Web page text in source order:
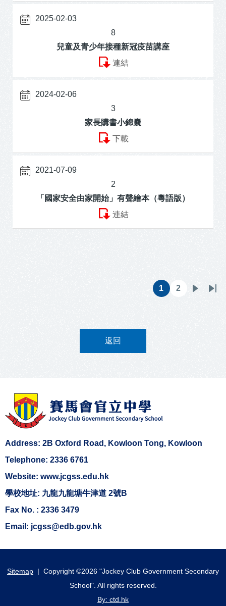
2025-02-03
8
兒童及青少年接種新冠疫苗講座
連結
2024-02-06
3
家長購書小錦囊
下載
2021-07-09
2
「國家安全由家開始」有聲繪本（粵語版）
連結
目
1 2
返回
Address: 2B Oxford Road, Kowloon Tong, Kowloon
Telephone: 2336 6761
Website: www.jcgss.edu.hk
學校地址: 九龍九龍塘牛津道 2號B
Fax No. : 2336 3479
Email: jcgss@edb.gov.hk
Sitemap | Copyright ©2026 "Jockey Club Government Secondary
School". All rights reserved.
By: ctd.hk